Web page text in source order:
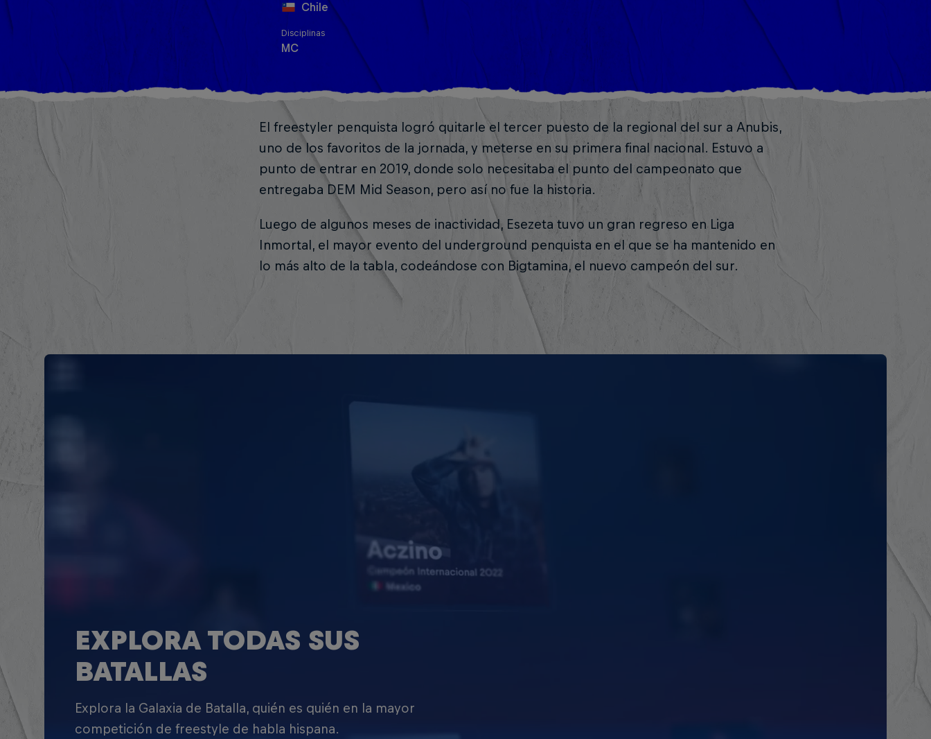
Chile
Disciplinas
MC
El freestyler penquista logró quitarle el tercer puesto de la regional del sur a Anubis,
uno de los favoritos de la jornada, y meterse en su primera final nacional. Estuvo a
punto de entrar en 2019, donde solo necesitaba el punto del campeonato que
entregaba DEM Mid Season, pero así no fue la historia.
Luego de algunos meses de inactividad, Esezeta tuvo un gran regreso en Liga
Inmortal, el mayor evento del underground penquista en el que se ha mantenido en
lo más alto de la tabla, codeándose con Bigtamina, el nuevo campeón del sur.
EXPLORA TODAS SUS
BATALLAS
Explora la Galaxia de Batalla, quién es quién en la mayor
competición de freestyle de habla hispana.